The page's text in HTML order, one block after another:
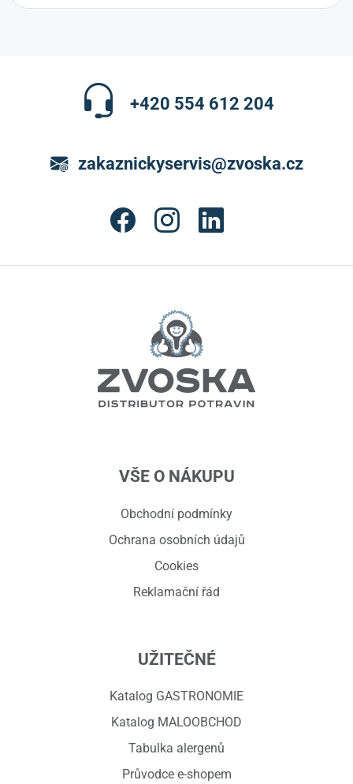
+420 554 612 204
zakaznickyservis@zvoska.cz
VŠE O NÁKUPU
Obchodní podmínky
Ochrana osobních údajů
Cookies
Reklamační řád
UŽITEČNÉ
Katalog GASTRONOMIE
Katalog MALOOBCHOD
Tabulka alergenů
Průvodce e-shopem